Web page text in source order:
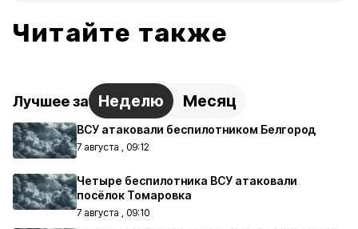
Читайте также
Лучшее за Неделю Месяц
ВСУ атаковали беспилотником Белгород
7 августа , 09:12
Четыре беспилотника ВСУ атаковали
посёлок Томаровка
7 августа , 09:10